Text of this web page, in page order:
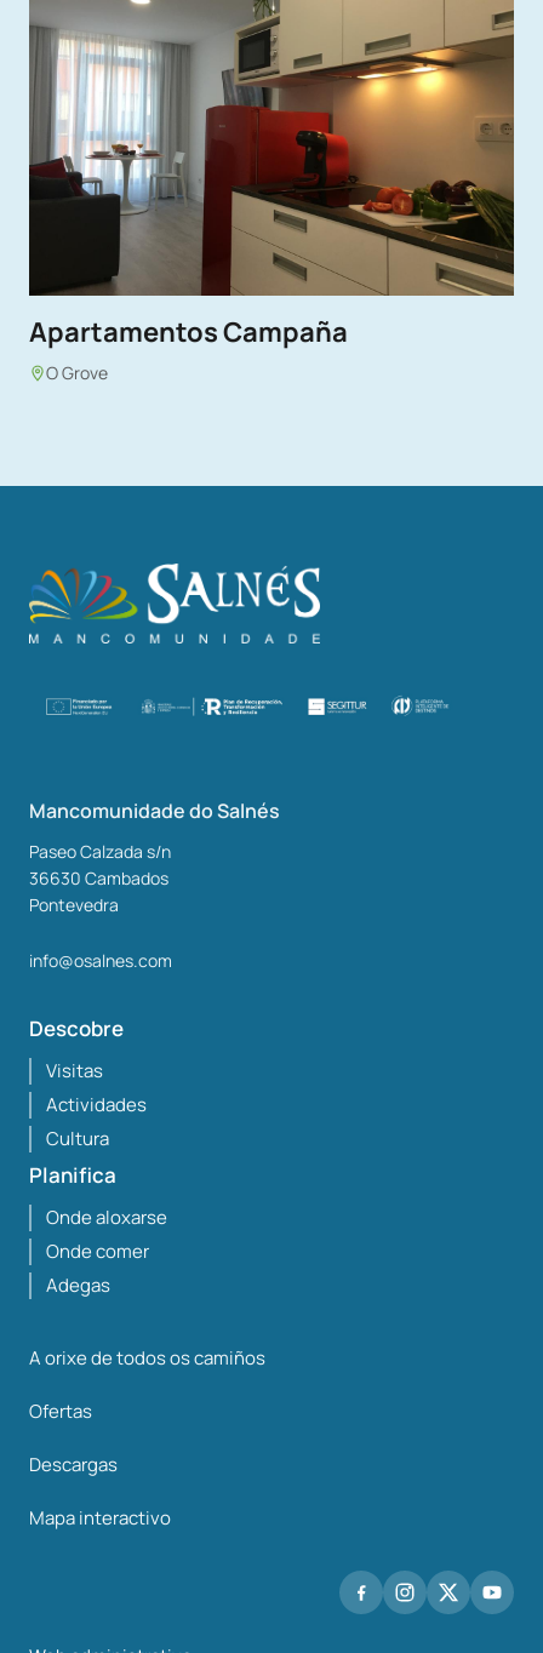
Apartamentos Campaña
O Grove
Mancomunidade do Salnés
Paseo Calzada s/n
36630 Cambados
Pontevedra
info@osalnes.com
Descobre
Visitas
Actividades
Cultura
Planifica
Onde aloxarse
Onde comer
Adegas
A orixe de todos os camiños
Ofertas
Descargas
Mapa interactivo